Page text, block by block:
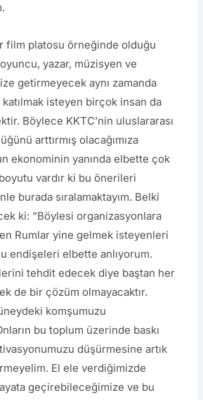
film platosu örneğinde olduğu
yazar, müzisyen ve
getirmeyecek aynı zamanda
isteyen birçok insan da
Böylece KKTC’nin uluslararası
arttırmış olacağımıza
ekonominin yanında elbette çok
vardır ki bu önerileri
burada sıralamaktayım. Belki
ki: “Böylesi organizasyonlara
Rumlar yine gelmek isteyenleri
endişeleri elbette anlıyorum.
tehdit edecek diye baştan her
de bir çözüm olmayacaktır.
komşumuzu
bu toplum üzerinde baskı
düşürmesine artık
El ele verdiğimizde
geçirebileceğimize ve bu